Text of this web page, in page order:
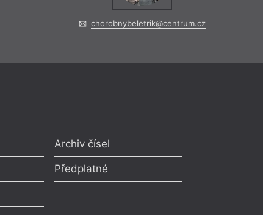
chorobnybeletrik@centrum.cz
Archiv čísel
Předplatné